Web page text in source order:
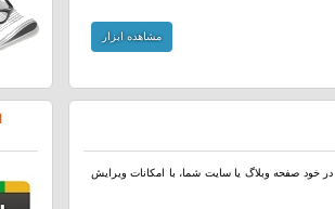
مشاهده ابزار
خود صفحه وبلاگ یا سایت شما، با امکانات ویرایش